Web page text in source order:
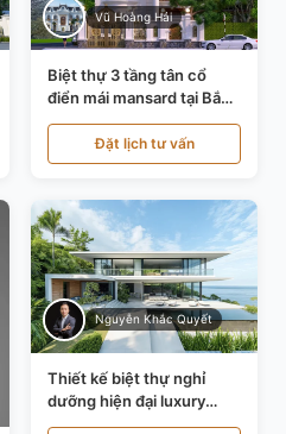
Vũ Hoàng Hải
Biệt thự 3 tầng tân cổ
điển mái mansard tại Bắc
Ninh KT21198
Đặt lịch tư vấn
Nguyễn Khắc Quyết
Thiết kế biệt thự nghỉ
dưỡng hiện đại luxury
700m² tại Đà Nẵng